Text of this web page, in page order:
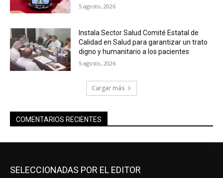
5 agosto, 2026
Instala Sector Salud Comité Estatal de
Calidad en Salud para garantizar un trato
digno y humanitario a los pacientes
5 agosto, 2026
Cargar más
COMENTARIOS RECIENTES
SELECCIONADAS POR EL EDITOR